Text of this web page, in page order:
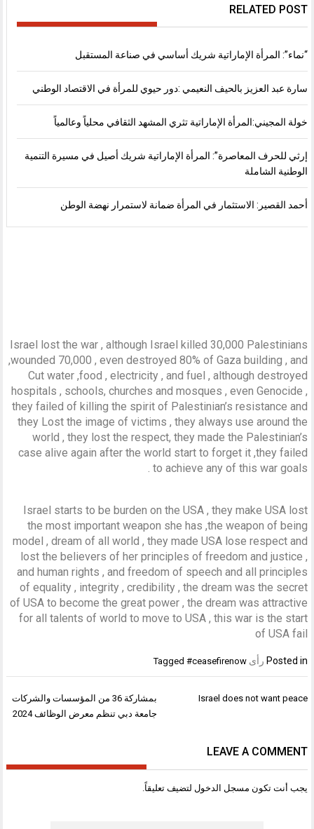
RELATED POST
“نماء”: المرأة الإماراتية شريك أساسي في صناعة المستقبل
سارة عبد العزيز بالحيف النعيمي :دور حيوي للمرأة في الاقتصاد الوطني
خولة المجيني:المرأة الإماراتية تثري المشهد الثقافي محلياً وعالمياً
إرثي للحرف المعاصرة”: المرأة الإماراتية شريك أصيل في مسيرة التنمية
الوطنية الشاملة
أحمد القصير: الاستثمار في المرأة ضمانة لاستمرار نهضة الوطن
Israel lost the war , although Israel killed 30,000 Palestinians
,wounded 70,000 , even destroyed 80% of Gaza building , and
Cut water ,food , electricity , and fuel , although destroyed
hospitals , schools, churches and mosques , even Genocide ,
they failed of killing the spirit of Palestinian’s resistance and
they Lost the image of victims , they always use around the
world , they lost the respect, they made the Palestinian’s
case alive again after the world start to forget it ,they failed
to achieve any of this war goals .
Israel starts to be burden on the USA , they make USA lost
the most important weapon she has ,the weapon of being
model , dream of all world , they made USA lose respect and
lost the believers of her principles of freedom and justice ,
and human rights , and freedom of speech and all principles
of equality , integrity , credibility , the dream was the secret
of USA to become the great power , the dream was attractive
for all talents of world to move to USA , this war is the start
of USA fail
Posted in رأى Tagged #ceasefirenow
تصفّح
بمشاركة 36 من المؤسسات والشركات
جامعة دبي تنظم معرض الوظائف 2024
Israel does not want peace
LEAVE A COMMENT
يجب أنت تكون مسجل الدخول لتضيف تعليقاً.